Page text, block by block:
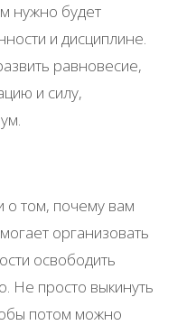
нужно будет
и дисциплине.
равновесие,
и силу,
о том, почему вам
организовать
освободить
Не просто выкинуть
потом можно